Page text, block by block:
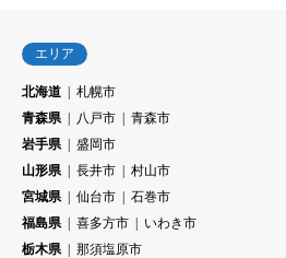
エリア
北海道
札幌市
青森県
八戸市
青森市
岩手県
盛岡市
山形県
長井市
村山市
宮城県
仙台市
石巻市
福島県
喜多方市
いわき市
栃木県
那須塩原市